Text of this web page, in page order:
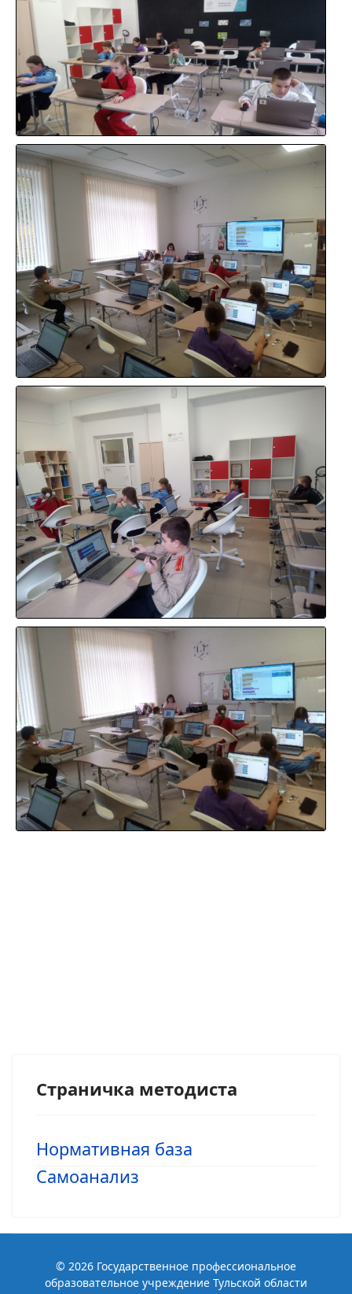
Страничка методиста
Нормативная база
Самоанализ
© 2026 Государственное профессиональное
образовательное учреждение Тульской области